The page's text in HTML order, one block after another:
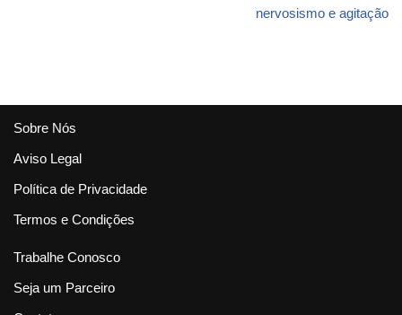
nervosismo e agitação
Sobre Nós
Aviso Legal
Política de Privacidade
Termos e Condições
Trabalhe Conosco
Seja um Parceiro